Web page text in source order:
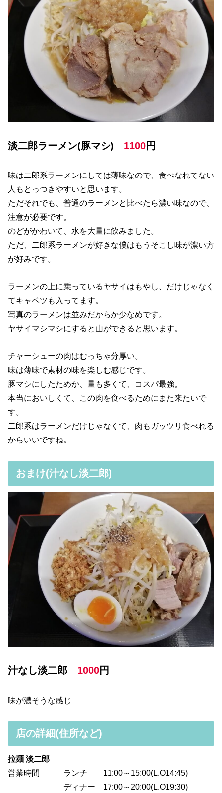
淡二郎ラーメン(豚マシ) 1100円
味は二郎系ラーメンにしては薄味なので、食べなれてない
人もとっつきやすいと思います。
ただそれでも、普通のラーメンと比べたら濃い味なので、
注意が必要です。
のどがかわいて、水を大量に飲みました。
ただ、二郎系ラーメンが好きな僕はもうそこし味が濃い方
が好みです。
ラーメンの上に乗っているヤサイはもやし、だけじゃなく
てキャベツも入ってます。
写真のラーメンは並みだからか少なめです。
ヤサイマシマシにすると山ができると思います。
チャーシューの肉はむっちゃ分厚い。
味は薄味で素材の味を楽しむ感じです。
豚マシにしたためか、量も多くて、コスパ最強。
本当においしくて、この肉を食べるためにまた来たいで
す。
二郎系はラーメンだけじゃなくて、肉もガッツリ食べれる
からいいですね。
おまけ(汁なし淡二郎)
汁なし淡二郎 1000円
味が濃そうな感じ
店の詳細(住所など)
拉麺 淡二郎
営業時間 ランチ 11:00～15:00(L.O14:45)
ディナー 17:00～20:00(L.O19:30)